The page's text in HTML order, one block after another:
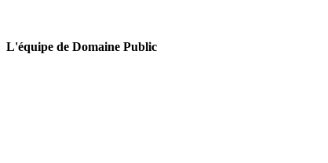
L'équipe de Domaine Public